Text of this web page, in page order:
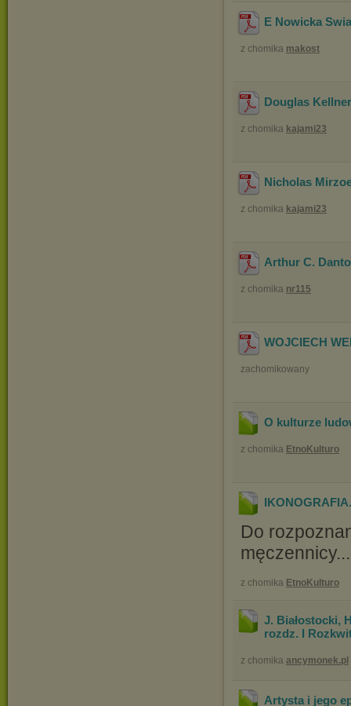
E Nowicka
z chomika makost
Douglas
z chomika kajami23
Nicholas
z chomika kajami23
Arthur C.
z chomika nr115
WOJCIECH
zachomikowany
O kulturze
z chomika EtnoKulturo
IKONOGRAFIA
Do
męczennicy...
z chomika EtnoKulturo
J. Białostocki,
rozdz. I
z chomika ancymonek.pl
Artysta i jego